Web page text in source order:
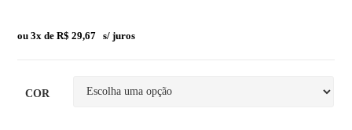
ou 3x deR$ 29,67 s/ juros
COR